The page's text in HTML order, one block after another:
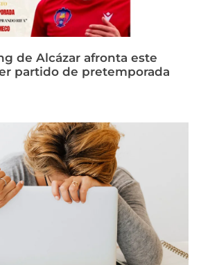
de Alcázar afronta este
partido de pretemporada